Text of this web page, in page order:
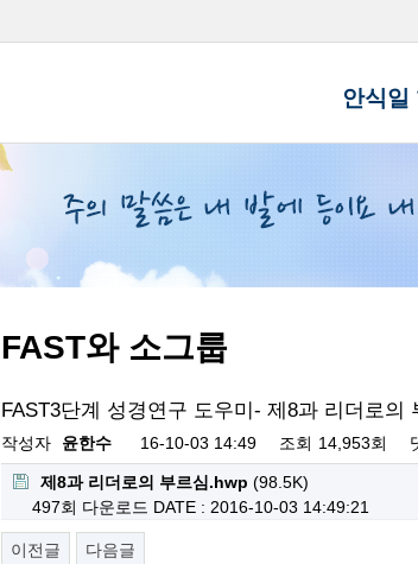
안식일
FAST와 소그룹
FAST3단계 성경연구 도우미- 제8과 리더로의
작성자 윤한수 16-10-03 14:49 조회 14,953회
제8과 리더로의 부르심.hwp (98.5K)
497회 다운로드 DATE : 2016-10-03 14:49:21
이전글 다음글